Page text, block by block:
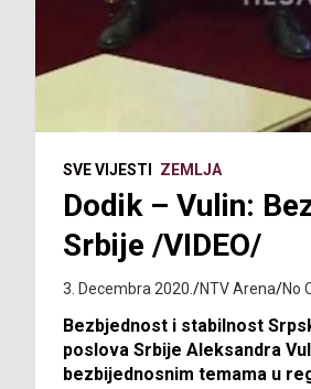
SVE VIJESTI ZEMLJA
Dodik – Vulin:
Srbije /VIDEO/
3. Decembra 2020. NTV Arena No
Bezbjednost i stabilnost
poslova Srbije Aleksandra
bezbijednosnim temama u